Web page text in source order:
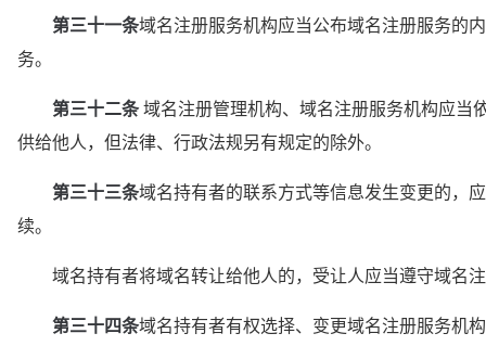
第三十一条域名注册服务机构应当公布域名注册服务的
务。
第三十二条 域名注册管理机构、域名注册服务机构应当
供给他人，但法律、行政法规另有规定的除外。
第三十三条域名持有者的联系方式等信息发生变更的，
续。
域名持有者将域名转让给他人的，受让人应当遵守域名
第三十四条域名持有者有权选择、变更域名注册服务机